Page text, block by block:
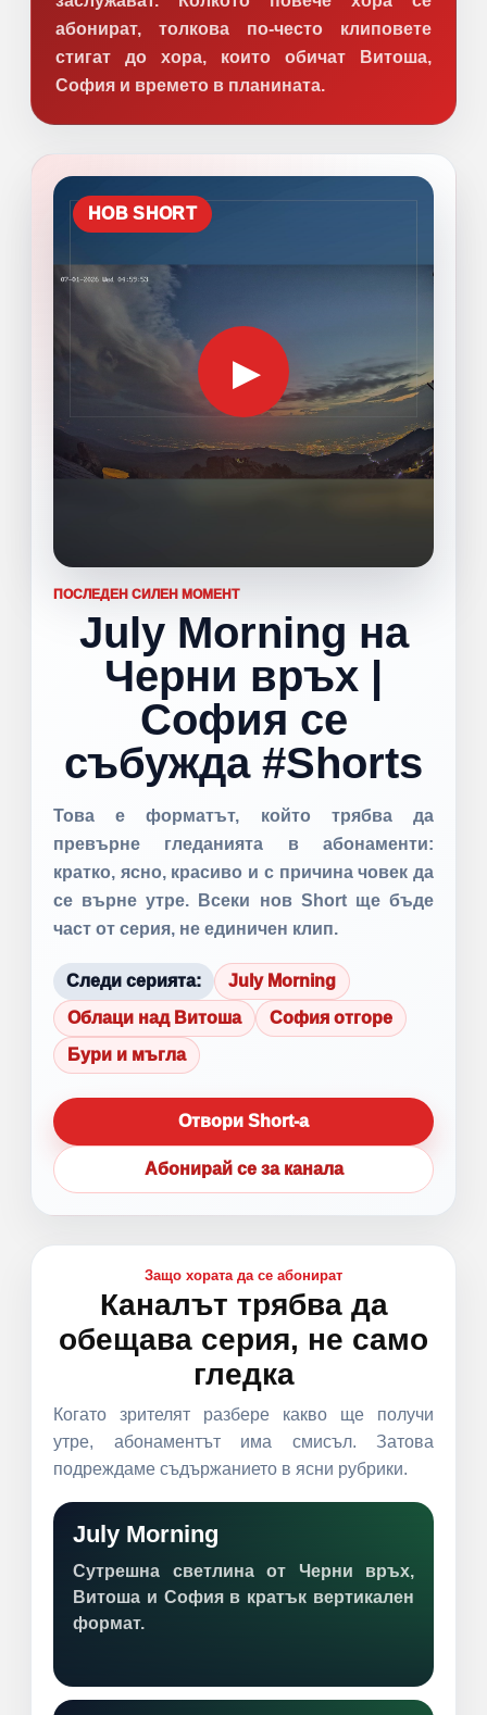
абонират, толкова по-често клиповете
стигат до хора, които обичат Витоша,
София и времето в планината.
▶
НОВ SHORT
ПОСЛЕДЕН СИЛЕН МОМЕНТ
July Morning на
Черни връх |
София се
събужда #Shorts
Това е форматът, който трябва да
превърне гледанията в абонаменти:
кратко, ясно, красиво и с причина човек да
се върне утре. Всеки нов Short ще бъде
част от серия, не единичен клип.
Следи серията:
July Morning
Облаци над Витоша
София отгоре
Бури и мъгла
Отвори Short-а
Абонирай се за канала
Защо хората да се абонират
Каналът трябва да
обещава серия, не само
гледка
Когато зрителят разбере какво ще получи
утре, абонаментът има смисъл. Затова
подреждаме съдържанието в ясни рубрики.
July Morning
Сутрешна светлина от Черни връх,
Витоша и София в кратък вертикален
формат.